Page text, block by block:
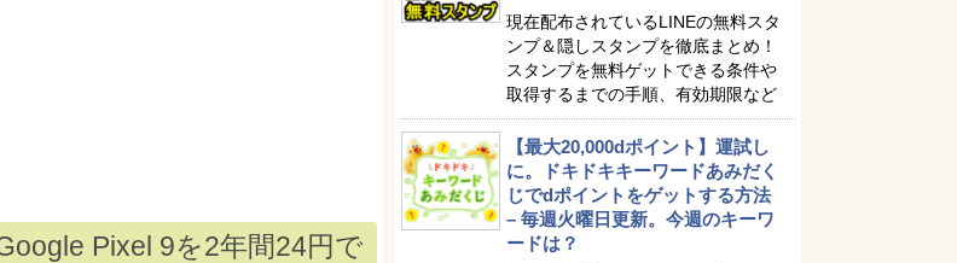
Pixel 9を2年間24円で
現在配布されているLINEの無料スタ
ンプ＆隠しスタンプを徹底まとめ！
スタンプを無料ゲットできる条件や
取得するまでの手順、有効期限など
【最大20,000dポイント】運試し
に。ドキドキキーワードあみだく
じでdポイントをゲットする方法
– 毎週火曜日更新。今週のキーワ
ードは？